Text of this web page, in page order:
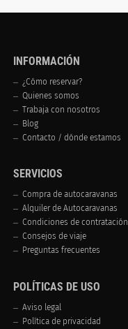
INFORMACIÓN
¿Cómo reservar?
Quienes somos
Trabaja con nosotros
Blog
Contacto / dónde estamos
SERVICIOS
Compra de autocaravanas
Alquiler de Autocaravanas
Condiciones de contratación
Consejos de viaje
Preguntas frecuentes
POLÍTICAS DE USO
Aviso legal
Política de privacidad